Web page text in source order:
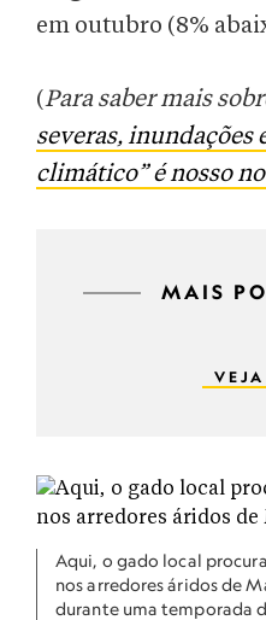
em outubro (8%
(Para saber mais
severas, inundações
climático” é nosso
MAIS
Aqui, o gado local
nos arredores áridos de
durante uma temporada